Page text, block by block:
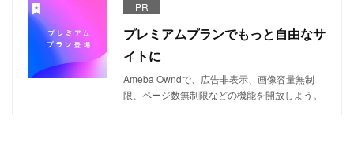
PR
プレミアムプランでもっと自由なサ
イトに
Ameba Owndで、広告非表示、画像容量無制
限、ページ数無制限などの機能を開放しよう。